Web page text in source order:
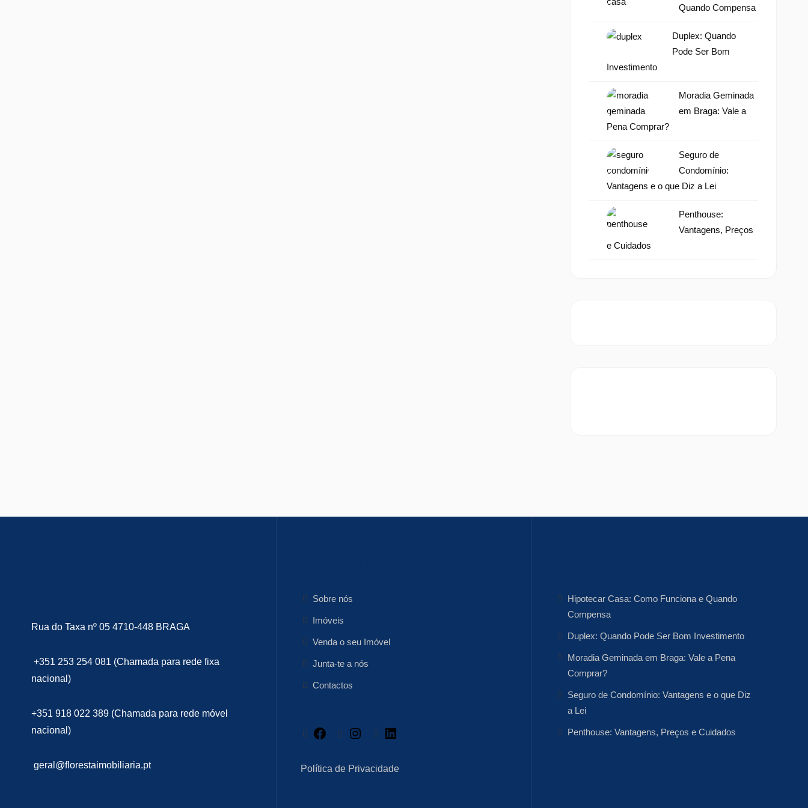
Quando Compensa
Duplex: Quando
Pode Ser Bom
Investimento
Moradia Geminada
em Braga: Vale a
Pena Comprar?
Seguro de
Condomínio:
Vantagens e o que Diz a Lei
Penthouse:
Vantagens, Preços
e Cuidados
Rua do Taxa nº 05 4710-448 BRAGA
+351 253 254 081 (Chamada para rede fixa
nacional)
+351 918 022 389 (Chamada para rede móvel
nacional)
geral@florestaimobiliaria.pt
Sobre nós
Imóveis
Venda o seu Imóvel
Junta-te a nós
Contactos
Facebook Instagram
Política de Privacidade
Hipotecar Casa: Como Funciona e Quando
Compensa
Duplex: Quando Pode Ser Bom Investimento
Moradia Geminada em Braga: Vale a Pena
Comprar?
Seguro de Condomínio: Vantagens e o que Diz
a Lei
Penthouse: Vantagens, Preços e Cuidados